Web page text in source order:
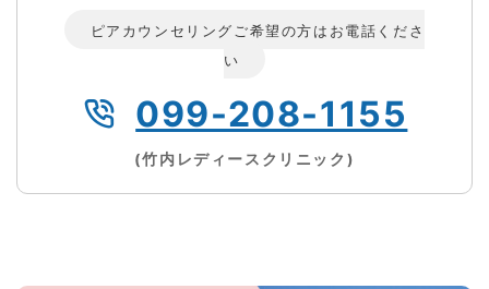
ピアカウンセリングご希望の方はお電話くださ
い
099-208-1155
(竹内レディースクリニック)